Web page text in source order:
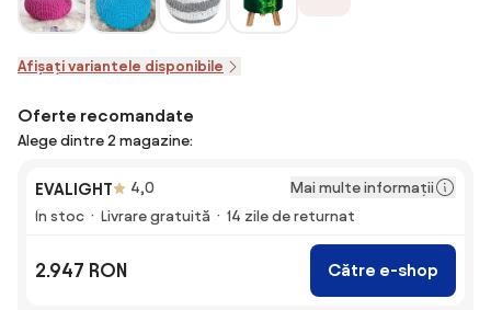
Afișați variantele disponibile
Oferte recomandate
Alege dintre 2 magazine:
EVALIGHT 4,0
Mai multe informații
În stoc
Livrare gratuită 14 zile de returnat
2.947 RON Către e-shop